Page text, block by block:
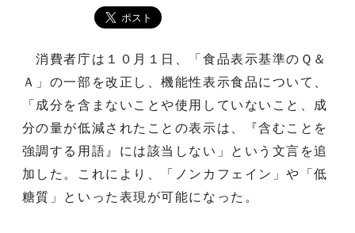
消費者庁は１０月１日、「食品表示基準のＱ＆
Ａ」の一部を改正し、機能性表示食品について、
「成分を含まないことや使用していないこと、成
分の量が低減されたことの表示は、『含むことを
強調する用語』には該当しない」という文言を追
加した。これにより、「ノンカフェイン」や「低
糖質」といった表現が可能になった。